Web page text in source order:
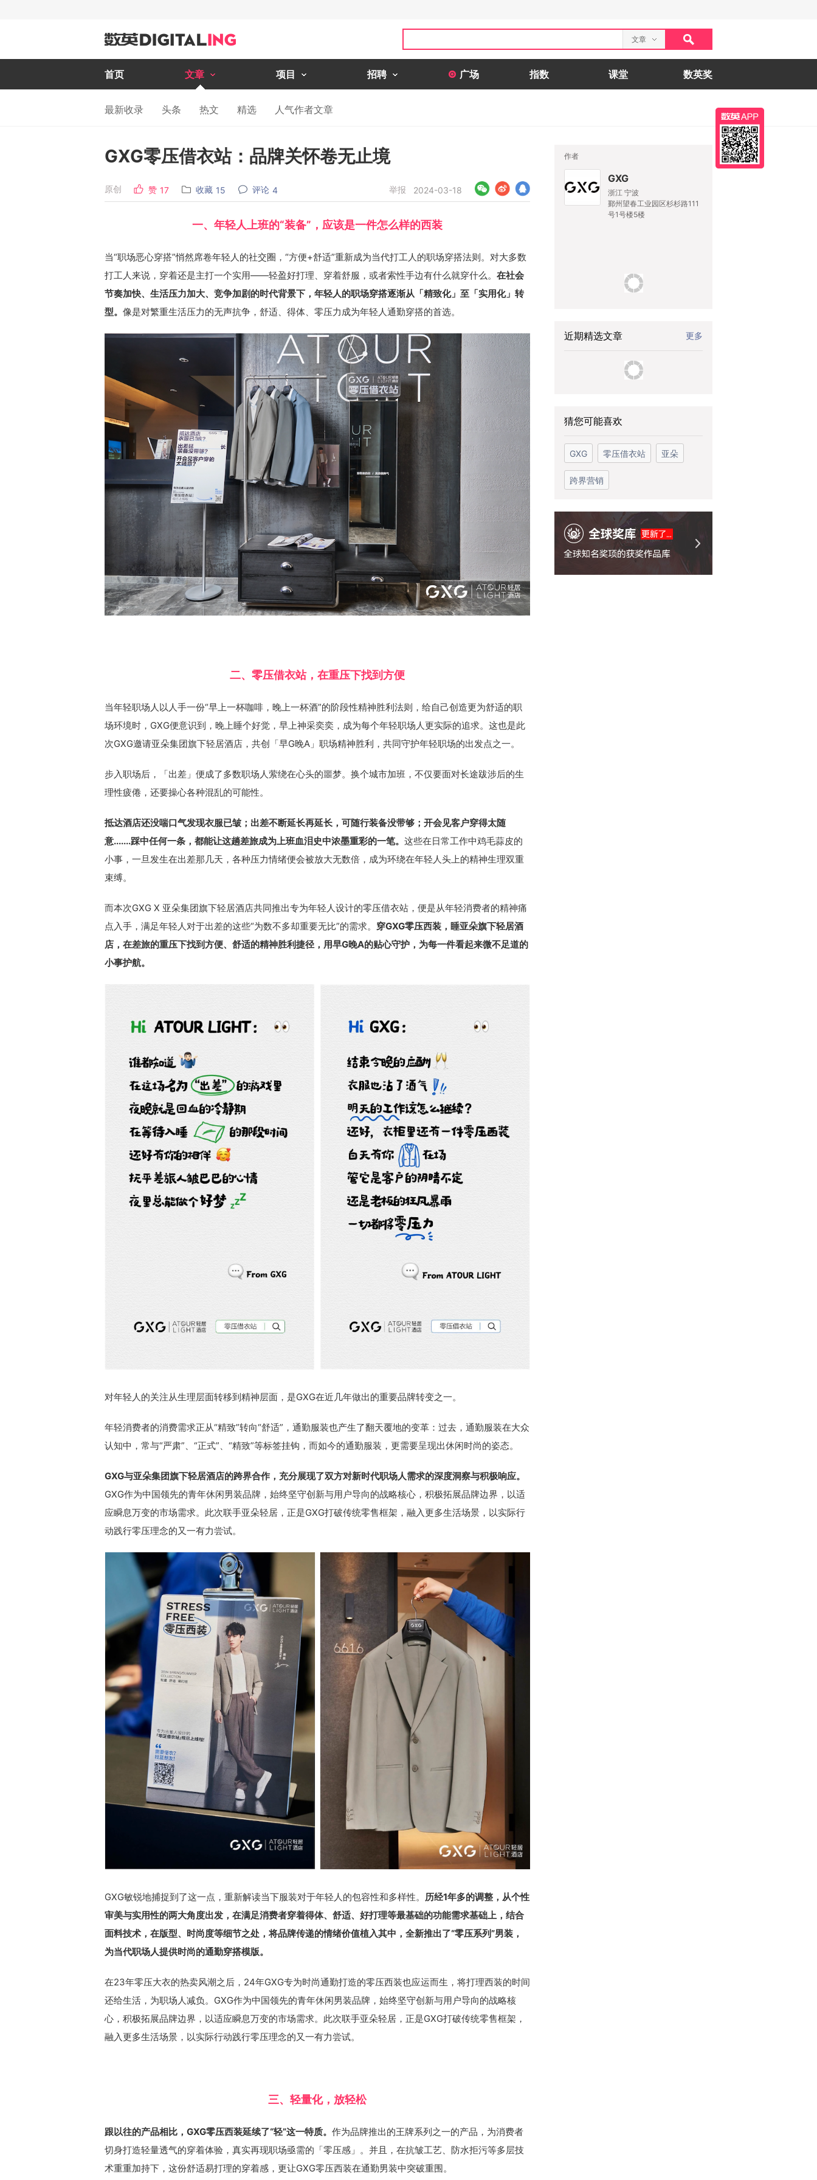
文章
首页 文章 项目 招聘 广场 指数 课堂 数英奖
最新收录 头条 热文 精选 人气作者文章
GXG零压借衣站：品牌关怀卷无止境
原创 赞 17 收藏 15 评论 4 举报 2024-03-18
一、年轻人上班的“装备”，应该是一件怎么样的西装
当“职场恶心穿搭”悄然席卷年轻人的社交圈，“方便+舒适”重新成为当代打工人的职场穿搭法则。对大多数
打工人来说，穿着还是主打一个实用——轻盈好打理、穿着舒服，或者索性手边有什么就穿什么。 在社会
节奏加快、生活压力加大、竞争加剧的时代背景下，年轻人的职场穿搭逐渐从「精致化」至「实用化」转
型。 像是对繁重生活压力的无声抗争，舒适、得体、零压力成为年轻人通勤穿搭的首选。
二、零压借衣站，在重压下找到方便
当年轻职场人以人手一份“早上一杯咖啡，晚上一杯酒”的阶段性精神胜利法则，给自己创造更为舒适的职
场环境时，GXG便意识到，晚上睡个好觉，早上神采奕奕，成为每个年轻职场人更实际的追求。这也是此
次GXG邀请亚朵集团旗下轻居酒店，共创「早G晚A」职场精神胜利，共同守护年轻职场的出发点之一。
步入职场后，「出差」便成了多数职场人萦绕在心头的噩梦。换个城市加班，不仅要面对长途跋涉后的生
理性疲倦，还要操心各种混乱的可能性。
抵达酒店还没喘口气发现衣服已皱；出差不断延长再延长，可随行装备没带够；开会见客户穿得太随
意.......踩中任何一条，都能让这趟差旅成为上班血泪史中浓墨重彩的一笔。 这些在日常工作中鸡毛蒜皮的
小事，一旦发生在出差那几天，各种压力情绪便会被放大无数倍，成为环绕在年轻人头上的精神生理双重
束缚。
而本次GXG X 亚朵集团旗下轻居酒店共同推出专为年轻人设计的零压借衣站，便是从年轻消费者的精神痛
点入手，满足年轻人对于出差的这些“为数不多却重要无比”的需求。 穿GXG零压西装，睡亚朵旗下轻居酒
店，在差旅的重压下找到方便、舒适的精神胜利捷径，用早G晚A的贴心守护，为每一件看起来微不足道的
小事护航。
对年轻人的关注从生理层面转移到精神层面，是GXG在近几年做出的重要品牌转变之一。
年轻消费者的消费需求正从“精致”转向“舒适”，通勤服装也产生了翻天覆地的变革：过去，通勤服装在大众
认知中，常与“严肃”、“正式”、“精致”等标签挂钩，而如今的通勤服装，更需要呈现出休闲时尚的姿态。
GXG与亚朵集团旗下轻居酒店的跨界合作，充分展现了双方对新时代职场人需求的深度洞察与积极响应。
GXG作为中国领先的青年休闲男装品牌，始终坚守创新与用户导向的战略核心，积极拓展品牌边界，以适
应瞬息万变的市场需求。此次联手亚朵轻居，正是GXG打破传统零售框架，融入更多生活场景，以实际行
动践行零压理念的又一有力尝试。
GXG敏锐地捕捉到了这一点，重新解读当下服装对于年轻人的包容性和多样性。 历经1年多的调整，从个性
审美与实用性的两大角度出发，在满足消费者穿着得体、舒适、好打理等最基础的功能需求基础上，结合
面料技术，在版型、时尚度等细节之处，将品牌传递的情绪价值植入其中，全新推出了“零压系列”男装，
为当代职场人提供时尚的通勤穿搭模版。
在23年零压大衣的热卖风潮之后，24年GXG专为时尚通勤打造的零压西装也应运而生，将打理西装的时间
还给生活，为职场人减负。GXG作为中国领先的青年休闲男装品牌，始终坚守创新与用户导向的战略核
心，积极拓展品牌边界，以适应瞬息万变的市场需求。此次联手亚朵轻居，正是GXG打破传统零售框架，
融入更多生活场景，以实际行动践行零压理念的又一有力尝试。
三、轻量化，放轻松
跟以往的产品相比，GXG零压西装延续了“轻”这一特质。 作为品牌推出的王牌系列之一的产品，为消费者
切身打造轻量透气的穿着体验，真实再现职场亟需的「零压感」。并且，在抗皱工艺、防水拒污等多层技
术重重加持下，这份舒适易打理的穿着感，更让GXG零压西装在通勤男装中突破重围。
作者
GXG
浙江 宁波
鄞州望春工业园区杉杉路111
号1号楼5楼
近期精选文章 更多
猜您可能喜欢
GXG 零压借衣站 亚朵
跨界营销